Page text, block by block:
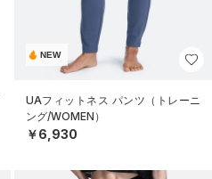
NEW
UAフィットネス パンツ（トレーニ
ング/WOMEN）
￥6,930